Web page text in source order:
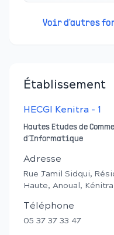
Voir d'autres
Établissement
HECGI Kenitra - 1
Hautes Etudes de
d’Informatique
Adresse
Rue Jamil Sidqui,
Haute, Anoual, Kénitra
Téléphone
05 37 37 33 47